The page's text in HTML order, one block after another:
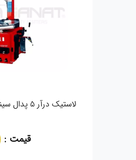
لاستیک درآر ۵ پدال سینی بزرگ PULI-1221 IT
قیمت :